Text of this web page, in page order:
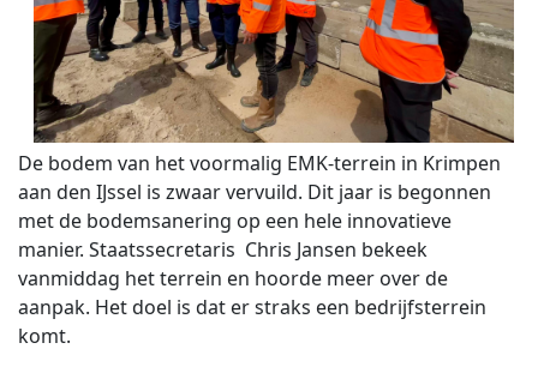
De bodem van het voormalig EMK-terrein in Krimpen
aan den IJssel is zwaar vervuild. Dit jaar is begonnen
met de bodemsanering op een hele innovatieve
manier. Staatssecretaris Chris Jansen bekeek
vanmiddag het terrein en hoorde meer over de
aanpak. Het doel is dat er straks een bedrijfsterrein
komt.